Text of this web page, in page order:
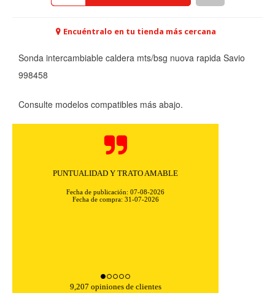
Encuéntralo en tu tienda más cercana
Sonda intercambiable caldera mts/bsg nuova rapida Savio
998458
Consulte modelos compatibles más abajo.
PUNTUALIDAD Y TRATO AMABLE
Fecha de publicación: 07-08-2026
Fecha de compra: 31-07-2026
9,207 opiniones de clientes
HABILITAR TODO RECHAZAR TODO
Estas cookies son necesarias para que el sitio web
funcione y no se pueden desactivar en nuestros sistemas.
Puede configurar su navegador para bloquear o alertar